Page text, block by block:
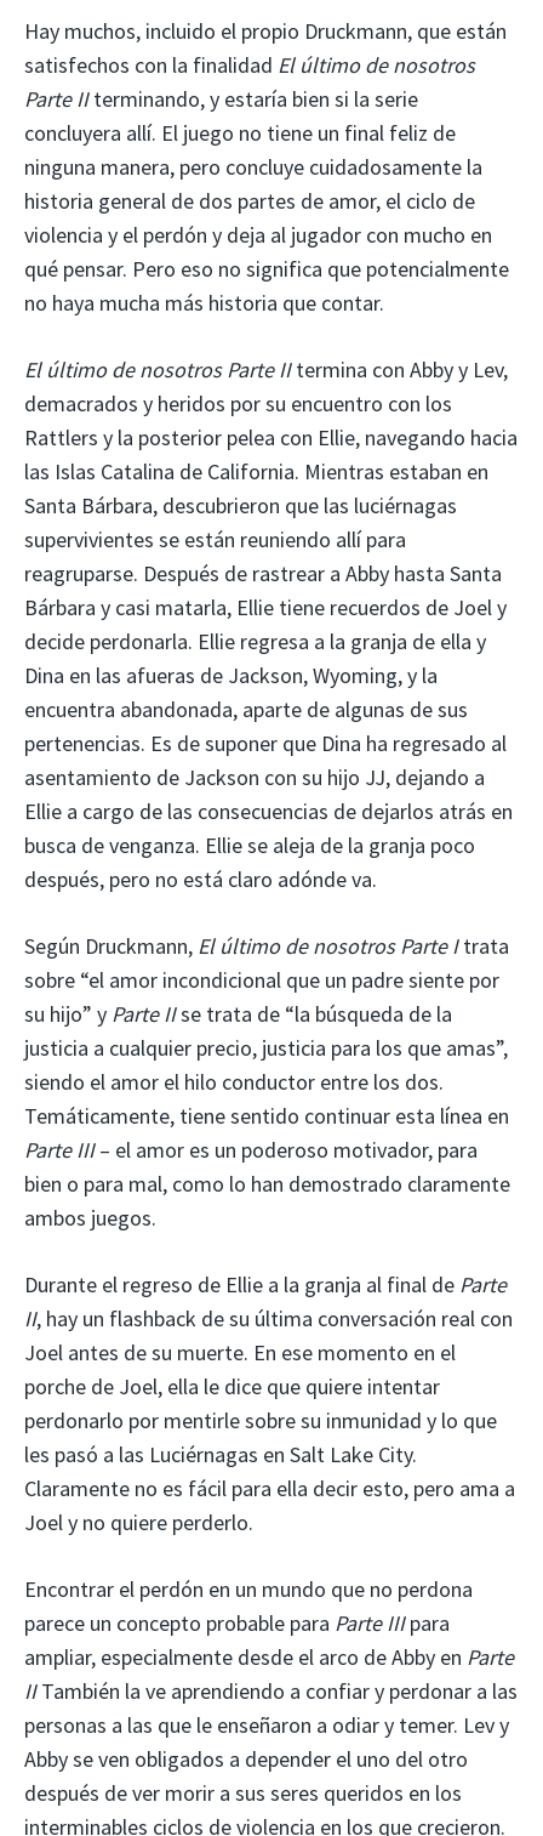
Hay muchos, incluido el propio Druckmann, que están
satisfechos con la finalidad El último de nosotros
Parte IIterminando, y estaría bien si la serie
concluyera allí. El juego no tiene un final feliz de
ninguna manera, pero concluye cuidadosamente la
historia general de dos partes de amor, el ciclo de
violencia y el perdón y deja al jugador con mucho en
qué pensar. Pero eso no significa que potencialmente
no haya mucha más historia que contar.
El último de nosotros Parte IItermina con Abby y Lev,
demacrados y heridos por su encuentro con los
Rattlers y la posterior pelea con Ellie, navegando hacia
las Islas Catalina de California. Mientras estaban en
Santa Bárbara, descubrieron que las luciérnagas
supervivientes se están reuniendo allí para
reagruparse. Después de rastrear a Abby hasta Santa
Bárbara y casi matarla, Ellie tiene recuerdos de Joel y
decide perdonarla. Ellie regresa a la granja de ella y
Dina en las afueras de Jackson, Wyoming, y la
encuentra abandonada, aparte de algunas de sus
pertenencias. Es de suponer que Dina ha regresado al
asentamiento de Jackson con su hijo JJ, dejando a
Ellie a cargo de las consecuencias de dejarlos atrás en
busca de venganza. Ellie se aleja de la granja poco
después, pero no está claro adónde va.
Según Druckmann, El último de nosotros Parte Itrata
sobre “el amor incondicional que un padre siente por
su hijo” y Parte IIse trata de “la búsqueda de la
justicia a cualquier precio, justicia para los que amas”,
siendo el amor el hilo conductor entre los dos.
Temáticamente, tiene sentido continuar esta línea en
Parte III– el amor es un poderoso motivador, para
bien o para mal, como lo han demostrado claramente
ambos juegos.
Durante el regreso de Ellie a la granja al final de Parte
II, hay un flashback de su última conversación real con
Joel antes de su muerte. En ese momento en el
porche de Joel, ella le dice que quiere intentar
perdonarlo por mentirle sobre su inmunidad y lo que
les pasó a las Luciérnagas en Salt Lake City.
Claramente no es fácil para ella decir esto, pero ama a
Joel y no quiere perderlo.
Encontrar el perdón en un mundo que no perdona
parece un concepto probable para Parte IIIpara
ampliar, especialmente desde el arco de Abby en Parte
IITambién la ve aprendiendo a confiar y perdonar a las
personas a las que le enseñaron a odiar y temer. Lev y
Abby se ven obligados a depender el uno del otro
después de ver morir a sus seres queridos en los
interminables ciclos de violencia en los que crecieron.